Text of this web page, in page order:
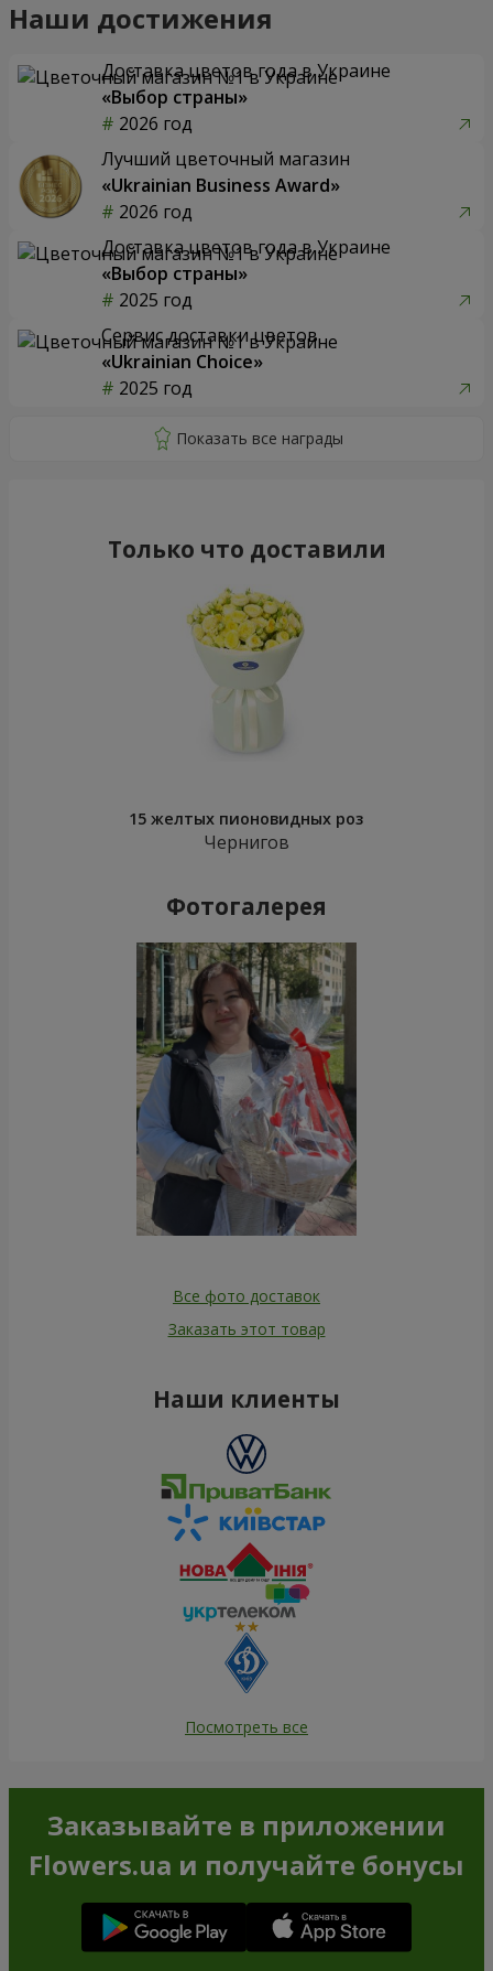
Наши достижения
Доставка цветов года в Украине
«Выбор страны»
2026 год
Лучший цветочный магазин
«Ukrainian Business Award»
2026 год
Доставка цветов года в Украине
«Выбор страны»
2025 год
Сервис доставки цветов
«Ukrainian Choice»
2025 год
Только что доставили
15 желтых пионовидных роз
Чернигов
Фотогалерея
Все фото доставок
Заказать этот товар
Наши клиенты
Посмотреть все
Заказывайте в приложении
Flowers.ua и получайте бонусы